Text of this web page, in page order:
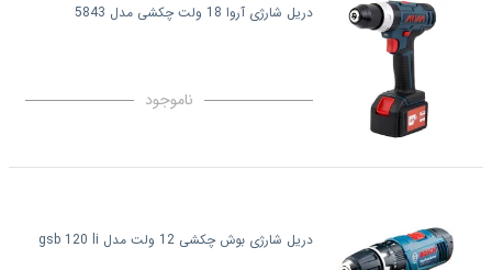
دریل شارژی آروا 18 ولت چکشی مدل 5843
ناموجود
دریل شارژی بوش چکشی 12 ولت مدل gsb 120 li